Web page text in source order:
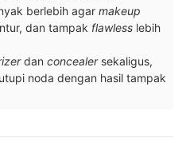
berlebih agar makeup
dan tampak flawless lebih
dan concealer sekaligus,
noda dengan hasil tampak